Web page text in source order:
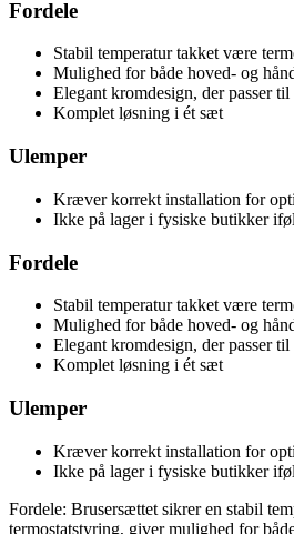
Fordele
Stabil temperatur takket være
Mulighed for både hoved- og
Elegant kromdesign, der passer
Komplet løsning i ét sæt
Ulemper
Kræver korrekt installation for
Ikke på lager i fysiske butikker
Fordele
Stabil temperatur takket være
Mulighed for både hoved- og
Elegant kromdesign, der passer
Komplet løsning i ét sæt
Ulemper
Kræver korrekt installation for
Ikke på lager i fysiske butikker
Fordele: Brusersættet sikrer en stabil
termostatstyring, giver mulighed for